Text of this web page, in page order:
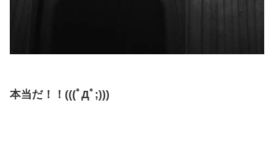
本当だ！！(((ﾟДﾟ;)))